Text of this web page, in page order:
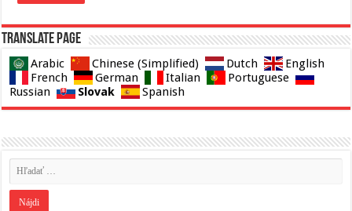
Translate page
Arabic Chinese (Simplified) Dutch
English
French
German Italian
Portuguese
Russian
Slovak Spanish